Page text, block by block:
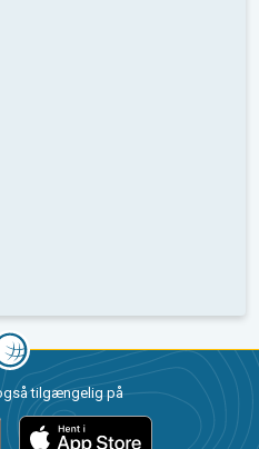
tilgængelig på